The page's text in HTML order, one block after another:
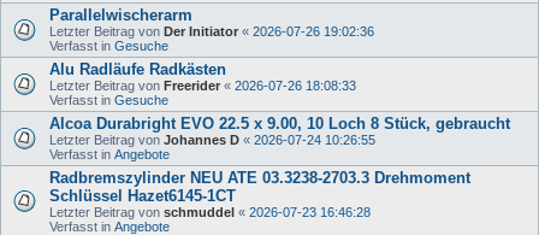
Parallelwischerarm
Letzter Beitrag von Der Initiator « 2026-07-26 19:02:36
Verfasst in Gesuche
Alu Radläufe Radkästen
Letzter Beitrag von Freerider « 2026-07-26 18:08:33
Verfasst in Gesuche
Alcoa Durabright EVO 22.5 x 9.00, 10 Loch 8 Stück, gebraucht
Letzter Beitrag von Johannes D « 2026-07-24 10:26:55
Verfasst in Angebote
Radbremszylinder NEU ATE 03.3238-2703.3 Drehmoment
Schlüssel Hazet6145-1CT
Letzter Beitrag von schmuddel « 2026-07-23 16:46:28
Verfasst in Angebote